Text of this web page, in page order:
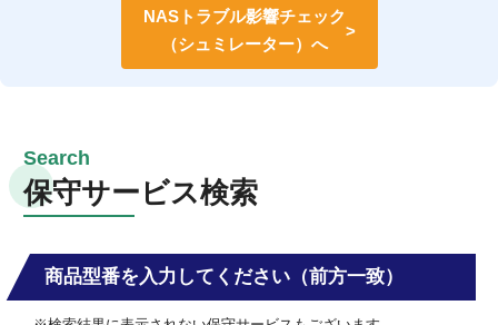
NASトラブル影響チェック
（シュミレーター）へ
保守サービス検索
商品型番を入力してください（前方一致）